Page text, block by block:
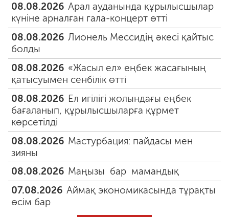
08.08.2026 Арал ауданында құрылысшылар
күніне арналған гала-концерт өтті
08.08.2026 Лионель Мессидің әкесі қайтыс
болды
08.08.2026 «Жасыл ел» еңбек жасағының
қатысуымен сенбілік өтті
08.08.2026 Ел игілігі жолындағы еңбек
бағаланып, құрылысшыларға құрмет
көрсетілді
08.08.2026 Мастурбация: пайдасы мен
зияны
08.08.2026 Маңызы бар мамандық
07.08.2026 Аймақ экономикасында тұрақты
өсім бар